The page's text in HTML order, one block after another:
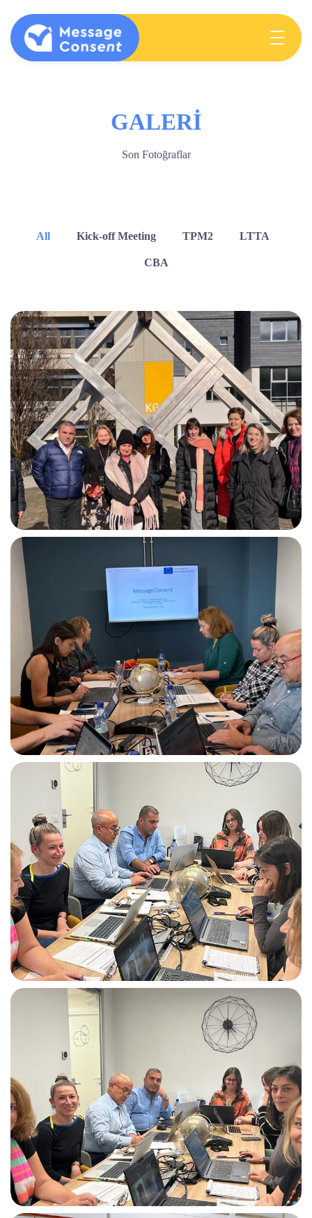
MESSAGE CONSENT
GALERİ
Son Fotoğraflar
All Kick-off Meeting TPM2 LTTA
CBA